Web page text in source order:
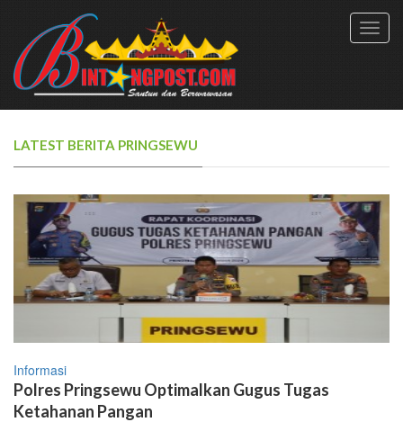
LATEST BERITA PRINGSEWU
Informasi
Polres Pringsewu Optimalkan Gugus Tugas
Ketahanan Pangan